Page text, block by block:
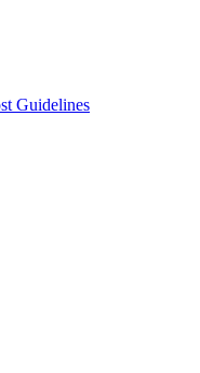
Guidelines